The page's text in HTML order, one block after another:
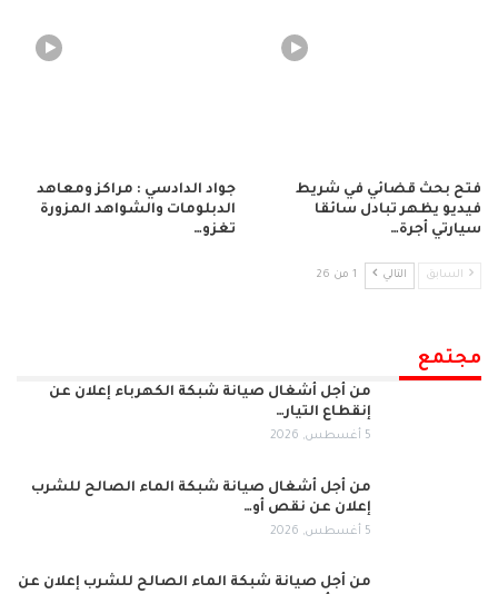
فتح بحث قضائي في شريط
فيديو يظهر تبادل سائقا
سيارتي أجرة…
جواد الدادسي : مراكز ومعاهد
الدبلومات والشواهد المزورة
تغزو…
السابق التالي 1 من 26
مجتمع
من أجل أشغال صيانة شبكة الكهرباء إعلان عن
إنقطاع التيار…
5 أغسطس, 2026
من أجل أشغال صيانة شبكة الماء الصالح للشرب
إعلان عن نقص أو…
5 أغسطس, 2026
من أجل صيانة شبكة الماء الصالح للشرب إعلان عن